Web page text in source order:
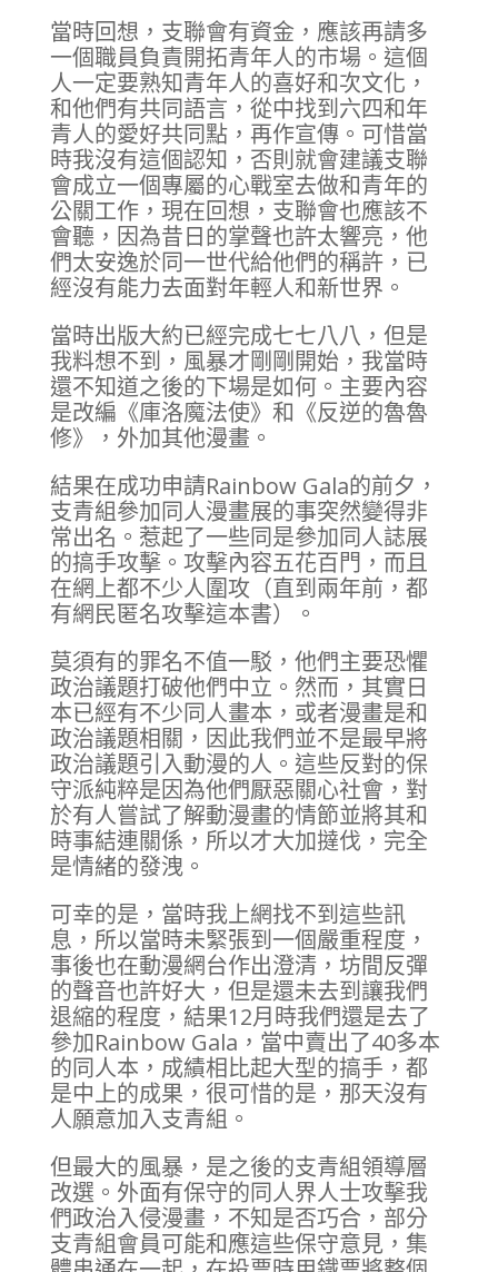
當時回想，支聯會有資金，應該再請多
一個職員負責開拓青年人的市場。這個
人一定要熟知青年人的喜好和次文化，
和他們有共同語言，從中找到六四和年
青人的愛好共同點，再作宣傳。可惜當
時我沒有這個認知，否則就會建議支聯
會成立一個專屬的心戰室去做和青年的
公關工作，現在回想，支聯會也應該不
會聽，因為昔日的掌聲也許太響亮，他
們太安逸於同一世代給他們的稱許，已
經沒有能力去面對年輕人和新世界。
當時出版大約已經完成七七八八，但是
我料想不到，風暴才剛剛開始，我當時
還不知道之後的下場是如何。主要內容
是改編《庫洛魔法使》和《反逆的魯魯
修》，外加其他漫畫。
結果在成功申請Rainbow Gala的前夕，
支青組參加同人漫畫展的事突然變得非
常出名。惹起了一些同是參加同人誌展
的搞手攻擊。攻擊內容五花百門，而且
在網上都不少人圍攻（直到兩年前，都
有網民匿名攻擊這本書）。
莫須有的罪名不值一駁，他們主要恐懼
政治議題打破他們中立。然而，其實日
本已經有不少同人畫本，或者漫畫是和
政治議題相關，因此我們並不是最早將
政治議題引入動漫的人。這些反對的保
守派純粹是因為他們厭惡關心社會，對
於有人嘗試了解動漫畫的情節並將其和
時事結連關係，所以才大加撻伐，完全
是情緒的發洩。
可幸的是，當時我上網找不到這些訊
息，所以當時未緊張到一個嚴重程度，
事後也在動漫網台作出澄清，坊間反彈
的聲音也許好大，但是還未去到讓我們
退縮的程度，結果12月時我們還是去了
參加Rainbow Gala，當中賣出了40多本
的同人本，成績相比起大型的搞手，都
是中上的成果，很可惜的是，那天沒有
人願意加入支青組。
但最大的風暴，是之後的支青組領導層
改選。外面有保守的同人界人士攻擊我
們政治入侵漫畫，不知是否巧合，部分
支青組會員可能和應這些保守意見，集